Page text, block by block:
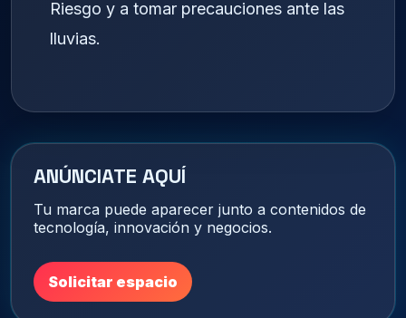
Riesgo y a tomar precauciones ante las
lluvias.
ANÚNCIATE AQUÍ
Tu marca puede aparecer junto a contenidos de
tecnología, innovación y negocios.
Solicitar espacio